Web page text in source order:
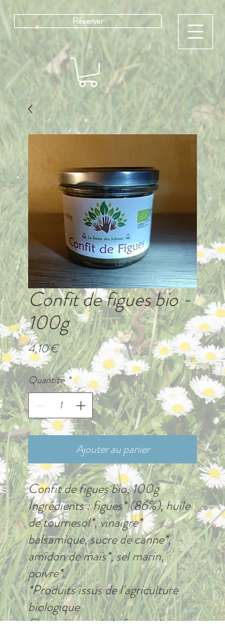
Réserver
Confit de figues bio -
100g
4,10 €Prix
Quantité *
Ajouter au panier
Confit de figues bio, 100g
Ingrédients : figues* (86%), huile
de tournesol*, vinaigre*
balsamique, sucre de canne*,
amidon de maïs*, sel marin,
poivre*.
*Produits issus de l'agriculture
biologique
Figues issues de la ferme des